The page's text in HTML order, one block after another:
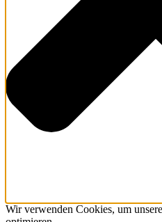
Wir verwenden Cookies, um